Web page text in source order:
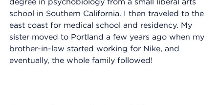
school in Southern California. I then traveled to the
east coast for medical school and residency. My
sister moved to Portland a few years ago when my
brother-in-law started working for Nike, and
eventually, the whole family followed!